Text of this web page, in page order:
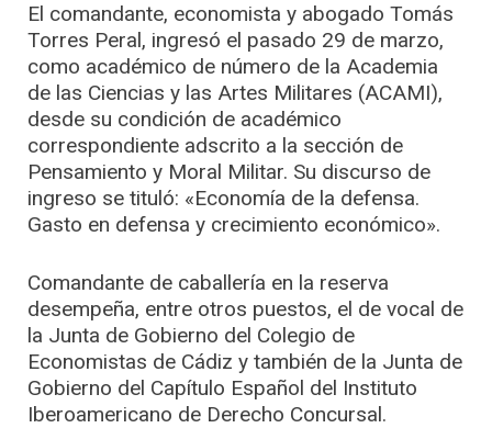
El comandante, economista y abogado Tomás
Torres Peral, ingresó el pasado 29 de marzo,
como académico de número de la Academia
de las Ciencias y las Artes Militares (ACAMI),
desde su condición de académico
correspondiente adscrito a la sección de
Pensamiento y Moral Militar. Su discurso de
ingreso se tituló: «Economía de la defensa.
Gasto en defensa y crecimiento económico».
Comandante de caballería en la reserva
desempeña, entre otros puestos, el de vocal de
la Junta de Gobierno del Colegio de
Economistas de Cádiz y también de la Junta de
Gobierno del Capítulo Español del Instituto
Iberoamericano de Derecho Concursal.